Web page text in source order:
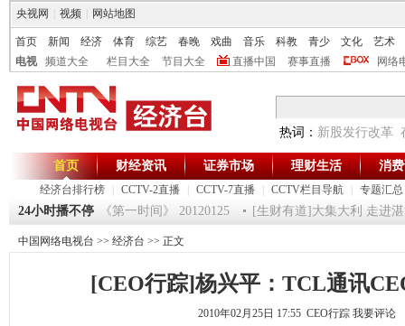
央视网 视频 网站地图
首页 新闻 经济 体育 综艺 春晚 戏曲 音乐 科教 青少 文化
艺术
电视
频道大全 栏目大全 节目大全 直播中国 赛事直播 网络
热词： 新股发行改革
首页
经济台排行榜 CCTV-2直播 CCTV-7直播 CCTV栏目导航 专题汇总
财经资讯 证券市场 理财生活 消
24小时播不停
级魔术师 5 《第一时间》 20120125 [生财有道]大集大利 走进湛
中国网络电视台 >> 经济台 >> 正文
[CEO行踪]杨兴平：TCL通讯
2010年02月25日 17:55 CEO行踪 我要评论